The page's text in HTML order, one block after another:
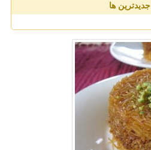
جدیدترین ها